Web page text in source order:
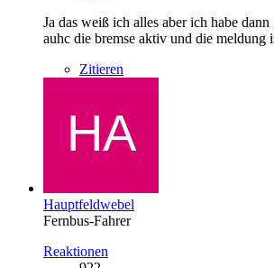
Ja das weiß ich alles aber ich habe dann
auhc die bremse aktiv und die meldung
Zitieren
Hauptfeldwebel
Fernbus-Fahrer
Reaktionen